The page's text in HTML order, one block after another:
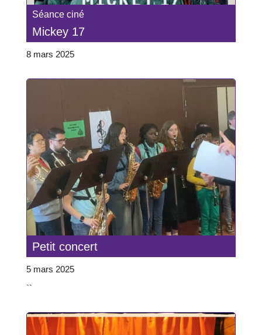
Séance ciné
Mickey 17
8 mars 2025
Petit concert
5 mars 2025
``